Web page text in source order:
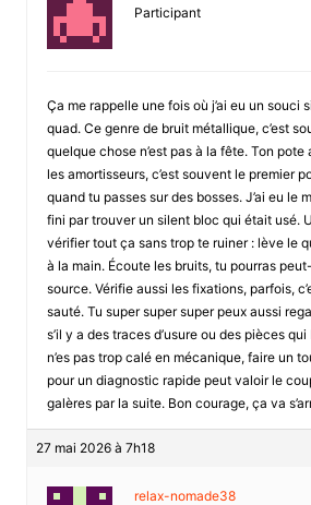
Participant
Ça me rappelle une fois où j’ai eu un souci
quad. Ce genre de bruit métallique, c’est
quelque chose n’est pas à la fête. Ton
les amortisseurs, c’est souvent le premier
quand tu passes sur des bosses. J’ai eu le
fini par trouver un silent bloc qui était usé.
vérifier tout ça sans trop te ruiner : lève le
à la main. Écoute les bruits, tu pourras
source. Vérifie aussi les fixations, parfois,
sauté. Tu super super super peux aussi
s’il y a des traces d’usure ou des pièces
n’es pas trop calé en mécanique, faire un
pour un diagnostic rapide peut valoir le
galères par la suite. Bon courage, ça va
27 mai 2026 à 7h18
relax-nomade38